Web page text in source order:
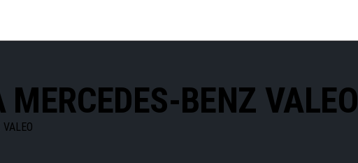
BENZ VALEO